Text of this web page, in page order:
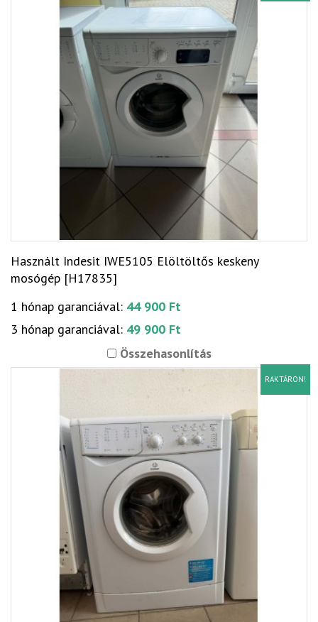
Használt Indesit IWE5105 Elöltöltős keskeny
mosógép [H17835]
1 hónap garanciával: 44 900 Ft
3 hónap garanciával: 49 900 Ft
Összehasonlítás
RAKTÁRON!